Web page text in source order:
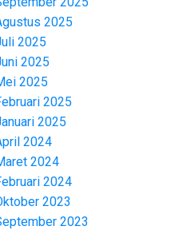
2025
2025
2025
2025
2025
2025
2024
2024
2024
2023
2023